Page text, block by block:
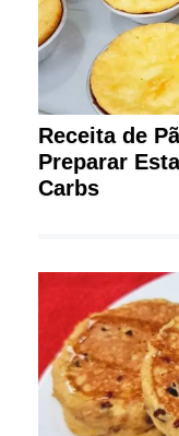
Receita de
Preparar
Carbs